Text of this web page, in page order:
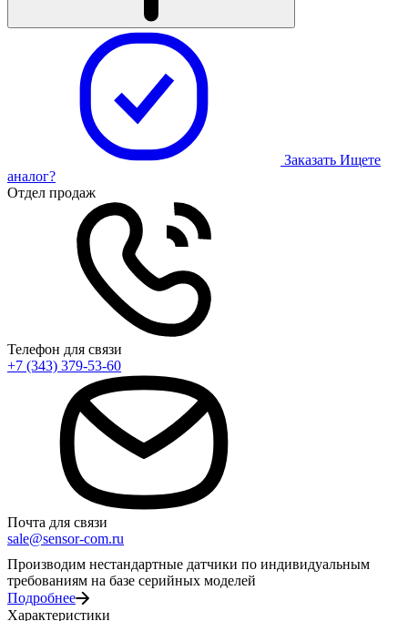
Заказать Ищете
аналог?
Отдел продаж
Телефон для связи
+7 (343) 379-53-60
Почта для связи
sale@sensor-com.ru
Производим нестандартные датчики по индивидуальным
требованиям на базе серийных моделей
Подробнее
Характеристики